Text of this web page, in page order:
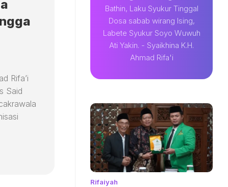
Rifa’i
Said
Bathin, Laku Syukur Tinggal
Dosa sabab wirang Ising,
Labete Syukur Soyo Wuwuh
Ati Yakin. - Syaikhina K.H.
Ahmad Rifa'i
Rifaiyah